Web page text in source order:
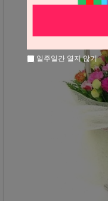
일주일간 열지 않기